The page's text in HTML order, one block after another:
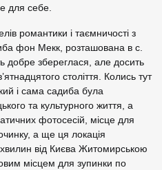
для себе.
романтики і таємничості з
фон Мекк, розташована в с.
добре збереглася, але досить
століття. Колись тут
і сама садиба була
та культурного життя, а
фотосесій, місце для
а ще ця локація
від Києва Житомирською
місцем для зупинки по